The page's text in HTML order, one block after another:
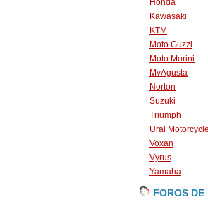
Honda
Kawasaki
KTM
Moto Guzzi
Moto Morini
MvAgusta
Norton
Suzuki
Triumph
Ural
Voxan
Vyrus
Yamaha
FOROS DE